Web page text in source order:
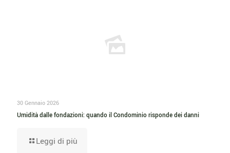
30 Gennaio 2026
Umidità dalle fondazioni: quando il Condominio risponde dei danni
Leggi di più